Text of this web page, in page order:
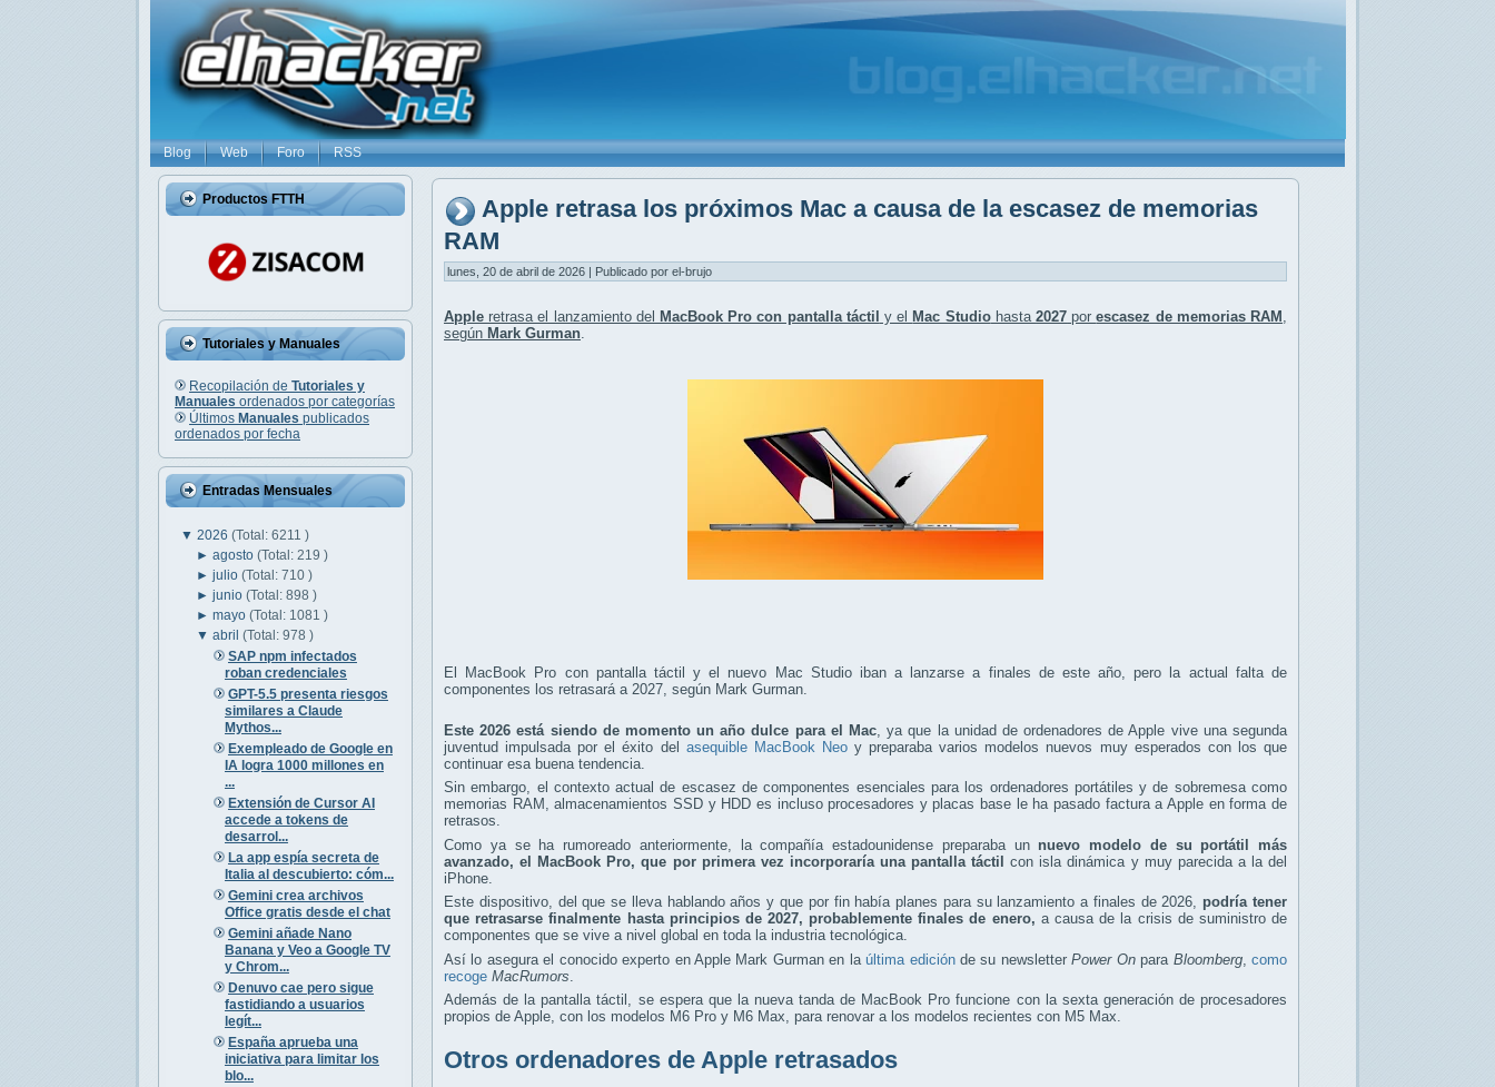
Blog Web Foro RSS
Productos FTTH
Tutoriales y Manuales
Recopilación de Tutoriales y
Manuales ordenados por categorías
Últimos Manuales publicados
ordenados por fecha
Entradas Mensuales
▼ 2026 (Total: 6211 )
►agosto(Total: 219 )
►julio(Total: 710 )
►junio(Total: 898 )
►mayo(Total: 1081 )
▼abril(Total: 978 )
SAP npm infectados
roban credenciales
GPT-5.5 presenta riesgos
similares a Claude
Mythos...
Exempleado de Google en
IA logra 1000 millones en
...
Extensión de Cursor AI
accede a tokens de
desarrol...
La app espía secreta de
Italia al descubierto: cóm...
Gemini crea archivos
Office gratis desde el chat
Gemini añade Nano
Banana y Veo a Google TV
y Chrom...
Denuvo cae pero sigue
fastidiando a usuarios
legít...
España aprueba una
iniciativa para limitar los
blo...
Apple retrasa los próximos Mac a causa de la escasez de memorias
RAM
lunes, 20 de abril de 2026 | Publicado por el-brujo
Apple retrasa el lanzamiento del MacBook Pro con pantalla táctil y el Mac Studiohasta2027 porescasez de memorias RAM
según Mark Gurman
El MacBook Pro con pantalla táctil y el nuevo Mac Studio iban a lanzarse a finales de este año, pero la actual falta de
componentes los retrasará a 2027, según Mark Gurman.
Este 2026 está siendo de momento un año dulce para el Mac , ya que la unidad de ordenadores de Apple vive una segunda
juventud impulsada por el éxito del asequible MacBook Neoy preparaba varios modelos nuevos muy esperados con los que
continuar esa buena tendencia.
Sin embargo, el contexto actual de escasez de componentes esenciales para los ordenadores portátiles y de sobremesa como
memorias RAM, almacenamientos SSD y HDD es incluso procesadores y placas base le ha pasado factura a Apple en forma de
retrasos.
Como ya se ha rumoreado anteriormente, la compañía estadounidense preparaba un nuevo modelo de su portátil más
avanzado, el MacBook Pro, que por primera vez incorporaría una pantalla táctil
con isla dinámica y muy parecida a la del
iPhone.
Este dispositivo, del que se lleva hablando años y que por fin había planes para su lanzamiento a finales de 2026, podría tener
que retrasarse finalmente hasta principios de 2027, probablemente finales de enero, a causa de la crisis de suministro de
componentes que se vive a nivel global en toda la industria tecnológica.
Así lo asegura el conocido experto en Apple Mark Gurman en la última ediciónde su newsletterPower Onpara Bloomberg,como
recoge MacRumors
Además de la pantalla táctil, se espera que la nueva tanda de MacBook Pro funcione con la sexta generación de procesadores
propios de Apple, con los modelos M6 Pro y M6 Max, para renovar a los modelos recientes con M5 Max.
Otros ordenadores de Apple retrasados